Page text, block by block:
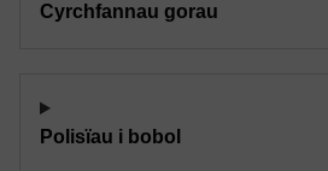
Cyrchfannau gorau
Polisïau i bobol